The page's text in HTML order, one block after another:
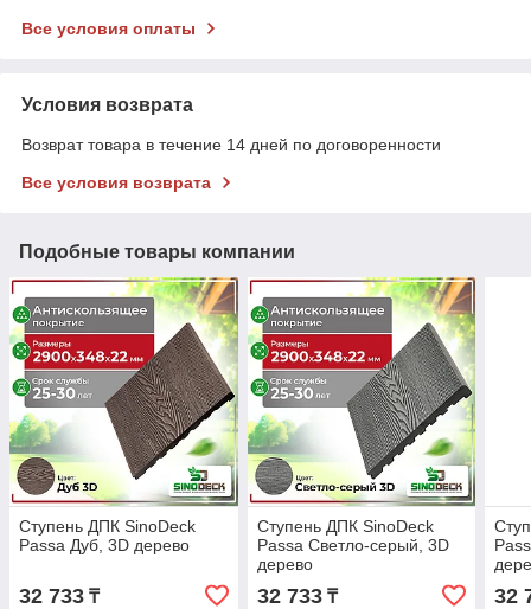
Все условия оплаты
Условия возврата
Возврат товара в течение 14 дней по договоренности
Все условия возврата
Подобные товары компании
Ступень ДПК SinoDeck
Passa Дуб, 3D дерево
32 733 ₸
Ступень ДПК SinoDeck
Passa Светло-серый, 3D
дерево
32 733₸ 32